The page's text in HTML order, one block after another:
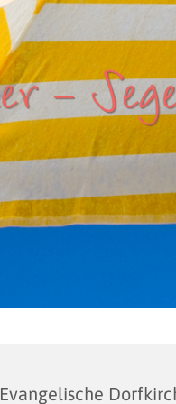
Evangelische